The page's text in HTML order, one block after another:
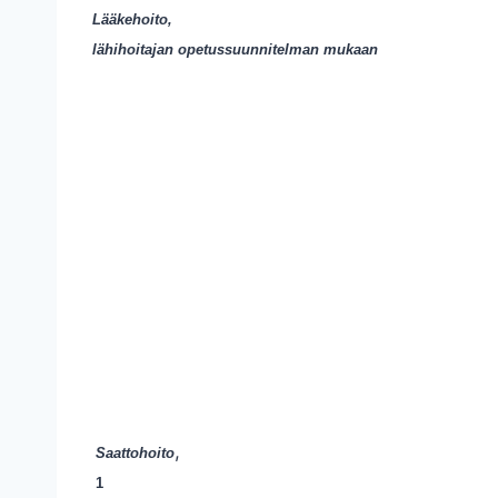
Lääkehoito,
lähihoitajan opetussuunnitelman mukaan
Saattohoito,
1